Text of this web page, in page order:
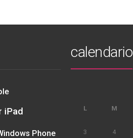
iPad
Phone
calendario
L M
3
4